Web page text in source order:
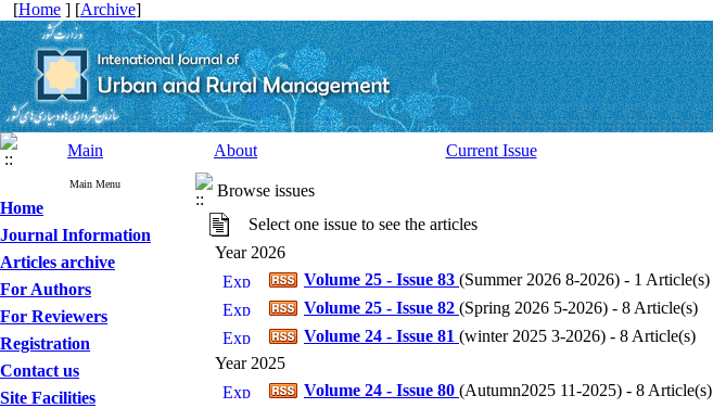
[Home ] [Archive]
Main About Current Issue
Main Menu
Home
Journal Information
Articles archive
For Authors
For Reviewers
Registration
Contact us
Site Facilities
Browse issues
Select one issue to see the articles
Year 2026
Volume 25 - Issue 83 (Summer 2026 8-2026) - 1 Article(s)
Volume 25 - Issue 82 (Spring 2026 5-2026) - 8 Article(s)
Volume 24 - Issue 81 (winter 2025 3-2026) - 8 Article(s)
Year 2025
Volume 24 - Issue 80 (Autumn2025 11-2025) - 8 Article(s)